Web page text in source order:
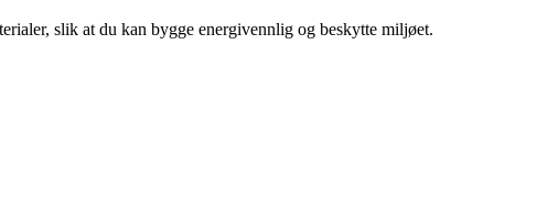
slik at du kan bygge energivennlig og beskytte miljøet.